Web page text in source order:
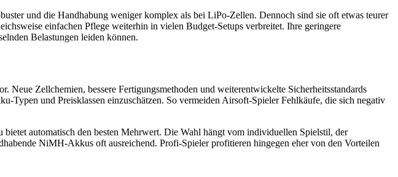
und die Handhabung weniger komplex als bei LiPo-Zellen. Dennoch sind sie oft etwas teurer
einfachen Pflege weiterhin in vielen Budget-Setups verbreitet. Ihre geringere
Belastungen leiden können.
Zellchemien, bessere Fertigungsmethoden und weiterentwickelte Sicherheitsstandards
und Preisklassen einzuschätzen. So vermeiden Airsoft-Spieler Fehlkäufe, die sich negativ
automatisch den besten Mehrwert. Die Wahl hängt vom individuellen Spielstil, der
NiMH-Akkus oft ausreichend. Profi-Spieler profitieren hingegen eher von den Vorteilen